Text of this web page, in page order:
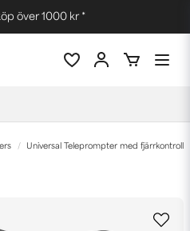
över 1000 kr *
Universal Teleprompter med fjärrkontroll